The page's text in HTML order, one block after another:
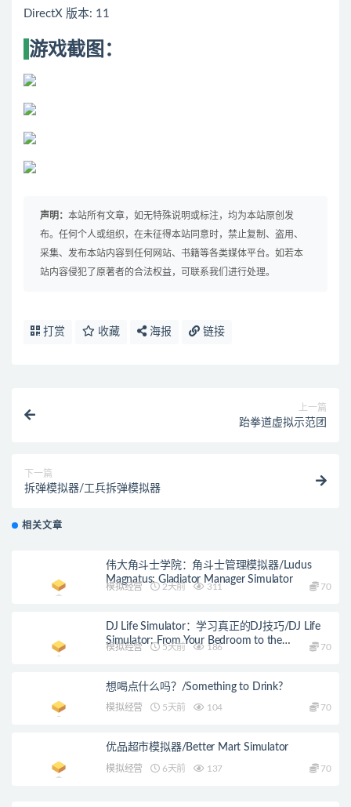
DirectX 版本: 11
游戏截图：
声明： 本站所有文章，如无特殊说明或标注，均为本站原创发
布。任何个人或组织，在未征得本站同意时，禁止复制、盗用、
采集、发布本站内容到任何网站、书籍等各类媒体平台。如若本
站内容侵犯了原著者的合法权益，可联系我们进行处理。
打赏 收藏 海报 链接
上一篇
跆拳道虚拟示范团
下一篇
拆弹模拟器/工兵拆弹模拟器
相关文章
伟大角斗士学院：角斗士管理模拟器/Ludus
Magnatus: Gladiator Manager Simulator
模拟经营 2天前 311 70
DJ Life Simulator：学习真正的DJ技巧/DJ Life
Simulator: From Your Bedroom to the
Mainstage
模拟经营 5天前 186 70
想喝点什么吗？/Something to Drink?
模拟经营 5天前 104 70
优品超市模拟器/Better Mart Simulator
模拟经营 6天前 137 70